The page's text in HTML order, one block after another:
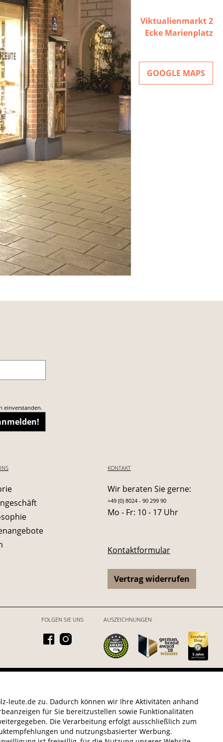
Viktualienmarkt 2
Ecke Marienplatz
GOOGLE MAPS
einverstanden.
KONTAKT
Wir beraten Sie gerne:
+49 (0) 8024 - 90 299 90
Mo - Fr: 10 - 17 Uhr
Kontaktformular
Vertrag widerrufen
FOLGEN SIE UNS AUSZEICHNUNGEN
leute.de zu. Dadurch können wir Ihre Aktivitäten anhand
für Sie bereitzustellen sowie Funktionalitäten
Die Verarbeitung erfolgt ausschließlich zum
und nutzungsbasierter Werbung.